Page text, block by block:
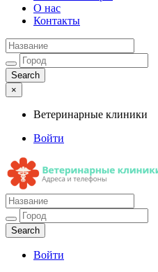
О нас
Контакты
×
Ветеринарные клиники
Войти
Ветеринарные клиники
Адреса и телефоны
Войти